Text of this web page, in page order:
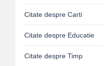
Citate despre Carti
Citate despre Educatie
Citate despre Timp